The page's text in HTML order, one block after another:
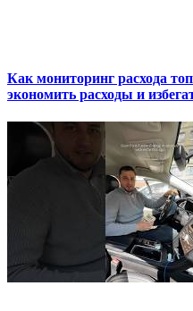
Как мониторинг расхода
экономить расходы и